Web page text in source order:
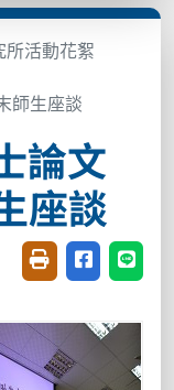
活動花絮
師生座談
論文
座談
友善列印(開新視
分享至臉書
分享